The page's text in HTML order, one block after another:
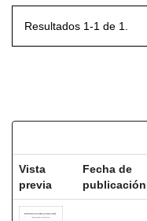
Resultados 1-1 de 1.
Vista
previa
Fecha de
publicación